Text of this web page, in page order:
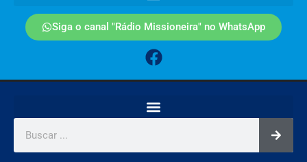
Siga o canal "Rádio Missioneira" no WhatsApp